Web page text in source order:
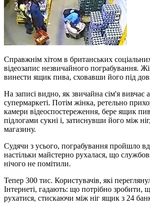
Справжнім хітом в британських
відеозапис незвичайного пограбування.
винести ящик пива, сховавши його під
На записі видно, як звичайна сім'я вивчає
супермаркеті. Потім жінка, ретельно
камери відеоспостереження, бере ящик
підлогами сукні і, затиснувши його між
магазину.
Судячи з усього, пограбування пройшло
настільки майстерно рухалася, що
нічого не помітили.
Тепер 300 тис. Користувачів, які
Інтернеті, гадають: що потрібно зробити,
рухатися, стискаючи між ніг ящик з 24